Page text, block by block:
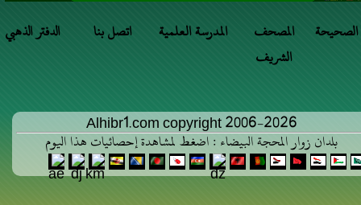
الدفتر الذهبي اتصل بنا المدرسة العلمية
المصحف
الشريف
الصحيحة
Alhibr1.com copyright 2006-2026
بلدان زوار المحجة البيضاء : اضغط لمشاهدة إحصائيات هذا اليوم